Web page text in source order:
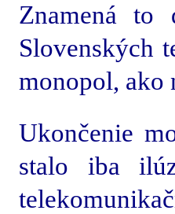
Znamená to
Slovenských
monopol, ako
Ukončenie
stalo iba